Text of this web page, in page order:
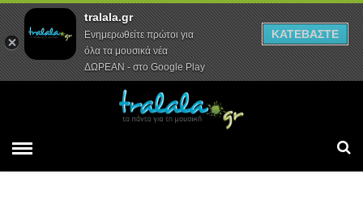
Αρχική Συνεντεύξεις Ρεπορτάζ
tralala.gr
Ενημερωθείτε πρώτοι για
όλα τα μουσικά νέα
ΔΩΡΕΑΝ - στο Google Play
ΚΑΤΕΒΑΣΤΕ